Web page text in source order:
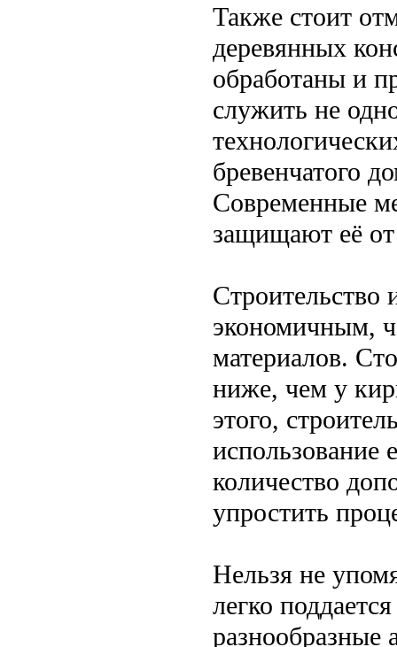
Также стоит
деревянных
обработаны и
служить не
бревенчатого
Современные
защищают её от
Строительство
экономичным,
материалов.
ниже, чем у
этого,
использование
количество
упростить
Нельзя не
легко